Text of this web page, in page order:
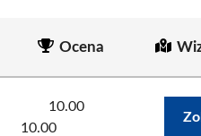
Ocena
10.00
10.00